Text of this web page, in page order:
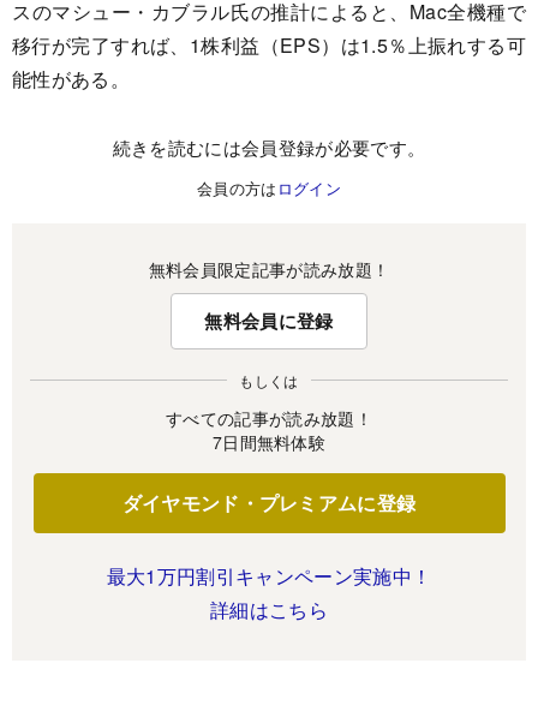
スのマシュー・カブラル氏の推計によると、Mac全機種で
移行が完了すれば、1株利益（EPS）は1.5％上振れする可
能性がある。
続きを読むには会員登録が必要です。
会員の方は ログイン
無料会員限定記事が読み放題！
無料会員に登録
もしくは
すべての記事が読み放題！
7日間無料体験
ダイヤモンド・プレミアムに登録
最大1万円割引キャンペーン実施中！
詳細はこちら